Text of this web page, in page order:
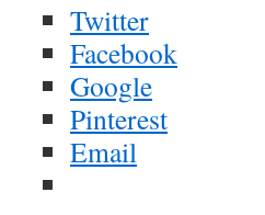
Twitter
Facebook
Google
Pinterest
Email